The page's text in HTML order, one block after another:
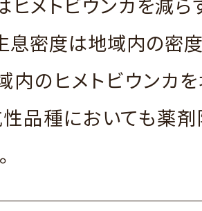
息密度は地域内の密
内のヒメトビウンカ
性品種においても薬